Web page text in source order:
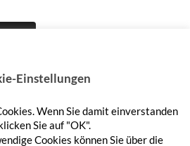
Einstellungen
Wenn Sie damit einverstanden
Sie auf "OK".
Cookies können Sie über die